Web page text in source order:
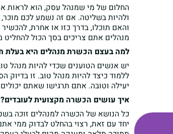
החלום של מי שמנהל עסק, הוא לראות
ולהיות בשליטה. אם זה נשמע לכם
והאם תוכלו, בדרך כזו או אחרת,
מנהלים אתם צריכים בסך הכול להחליט
למה בעצם הכשרת מנהלים היא בעלת
יש אנשים הטוענים שכדי להיות מנהל
ללמוד כיצד להיות מנהל טוב. זו
יעילה וטובה. אתם תרגישו שאתם
איך עושים הכשרה מקצועית לעובדים?
כל הנושא של הכשרה למנהלים זוכה
יחד עם זאת, רצוי בהחלט לבדוק ממי